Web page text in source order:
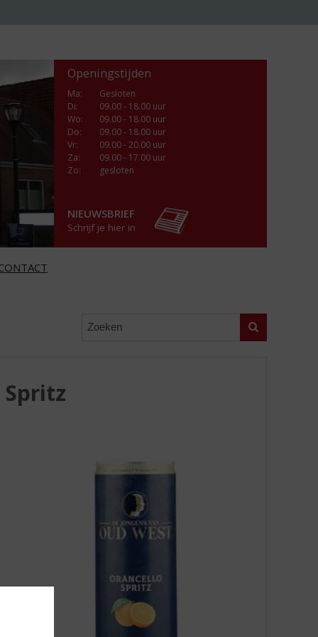
Openingstijden
Ma:
Gesloten
Di:
09.00 - 18.00 uur
Wo:
09.00 - 18.00 uur
Do:
09.00 - 18.00 uur
Vr:
09.00 - 20.00 uur
Za:
09.00 - 17.00 uur
Zo:
gesloten
NIEUWSBRIEF
Schrijf je hier in
Zoeken
Spritz